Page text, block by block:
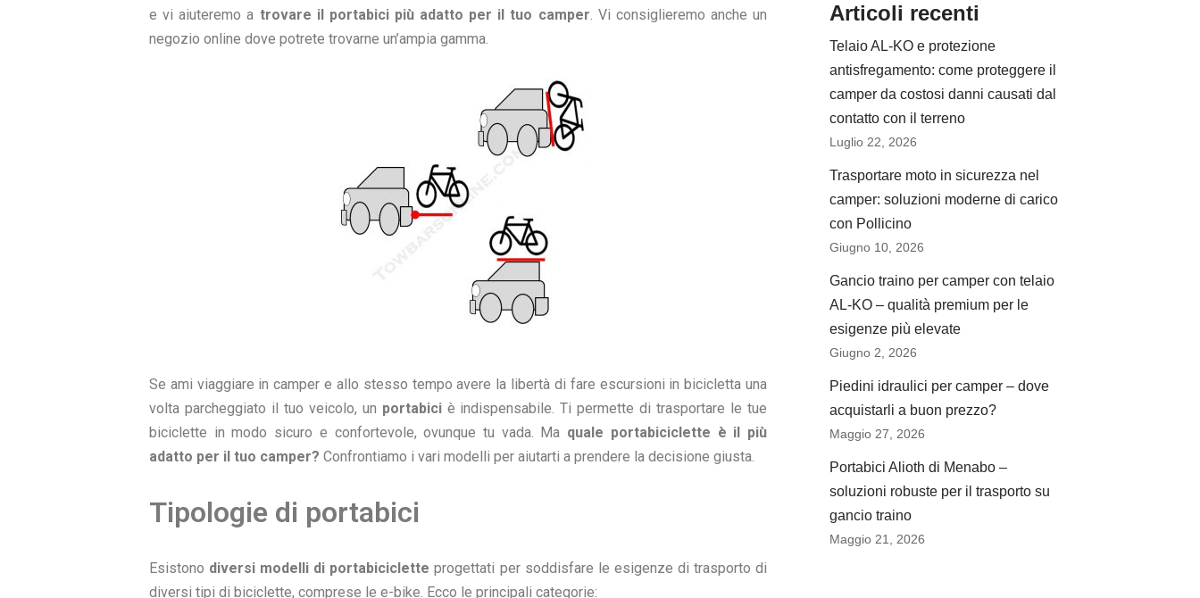
e vi aiuteremo a trovare il portabici più adatto per il tuo camper. Vi consiglieremo anche un
negozio online dove potrete trovarne un’ampia gamma.
Se ami viaggiare in camper e allo stesso tempo avere la libertà di fare escursioni in bicicletta una
volta parcheggiato il tuo veicolo, un portabiciè indispensabile. Ti permette di trasportare le tue
biciclette in modo sicuro e confortevole, ovunque tu vada. Ma quale portabiciclette è il più
adatto per il tuo camper? Confrontiamo i vari modelli per aiutarti a prendere la decisione giusta.
Tipologie di portabici
Esistono diversi modelli di portabiciclette progettati per soddisfare le esigenze di trasporto di
diversi tipi di biciclette, comprese le e-bike. Ecco le principali categorie:
Articoli recenti
Telaio AL-KO e protezione
antisfregamento: come proteggere il
camper da costosi danni causati dal
contatto con il terreno
Luglio 22, 2026
Trasportare moto in sicurezza nel
camper: soluzioni moderne di carico
con Pollicino
Giugno 10, 2026
Gancio traino per camper con telaio
AL-KO – qualità premium per le
esigenze più elevate
Giugno 2, 2026
Piedini idraulici per camper – dove
acquistarli a buon prezzo?
Maggio 27, 2026
Portabici Alioth di Menabo –
soluzioni robuste per il trasporto su
gancio traino
Maggio 21, 2026